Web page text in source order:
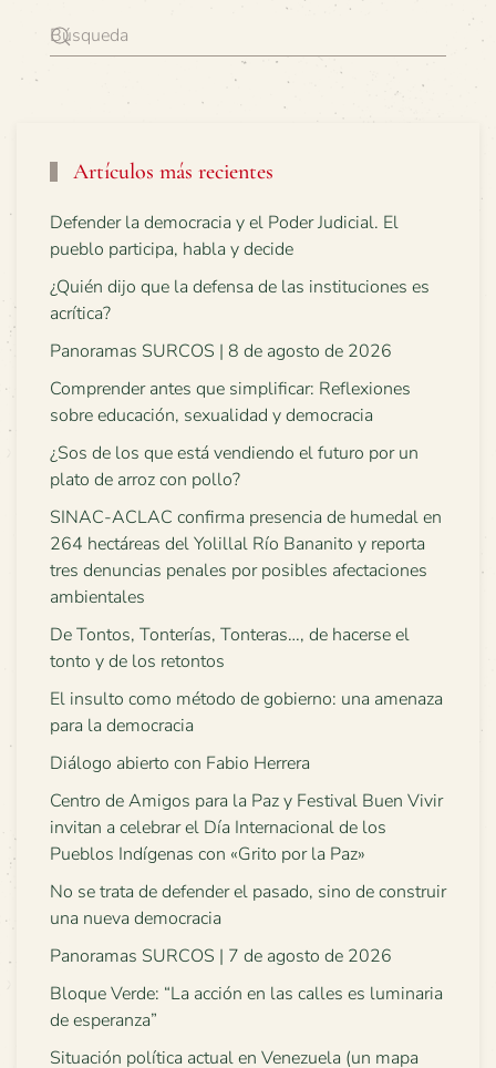
Artículos más recientes
Defender la democracia y el Poder Judicial. El
pueblo participa, habla y decide
¿Quién dijo que la defensa de las instituciones es
acrítica?
Panoramas SURCOS | 8 de agosto de 2026
Comprender antes que simplificar: Reflexiones
sobre educación, sexualidad y democracia
¿Sos de los que está vendiendo el futuro por un
plato de arroz con pollo?
SINAC-ACLAC confirma presencia de humedal en
264 hectáreas del Yolillal Río Bananito y reporta
tres denuncias penales por posibles afectaciones
ambientales
De Tontos, Tonterías, Tonteras…, de hacerse el
tonto y de los retontos
El insulto como método de gobierno: una amenaza
para la democracia
Diálogo abierto con Fabio Herrera
Centro de Amigos para la Paz y Festival Buen Vivir
invitan a celebrar el Día Internacional de los
Pueblos Indígenas con «Grito por la Paz»
No se trata de defender el pasado, sino de construir
una nueva democracia
Panoramas SURCOS | 7 de agosto de 2026
Bloque Verde: “La acción en las calles es luminaria
de esperanza”
Situación política actual en Venezuela (un mapa